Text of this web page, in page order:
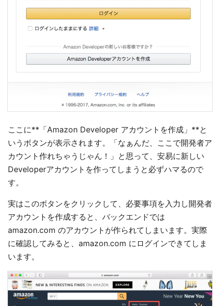
ここに**「Amazon Developer アカウントを作成」**と
いうボタンが表示されます。「なぁんだ、ここで開発者ア
カウント作れちゃうじゃん！」と思って、安易に新しい
Developerアカウントを作ってしまうと必ずハマるので
す。
実はこのボタンをクリックして、必要事項を入力し開発者
アカウントを作成すると、バックエンドでは
amazon.com のアカウントが作られてしまいます。実際
に確認してみると、amazon.com にログインできてしま
います。